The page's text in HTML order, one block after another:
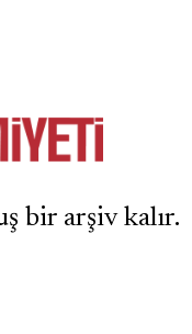
bir arşiv kalır.